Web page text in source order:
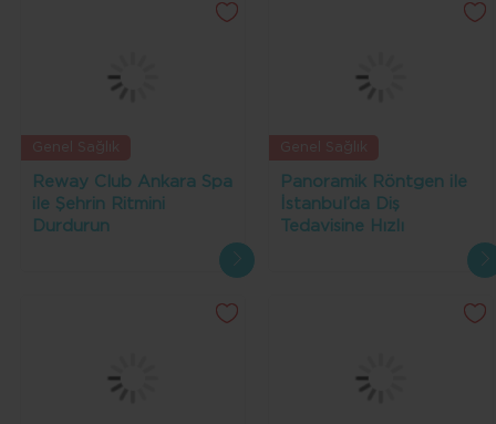
Reway Club Ankara Spa
ile Şehrin Ritmini
Durdurun
Panoramik Röntgen ile
İstanbul’da Diş
Tedavisine Hızlı
Hastalar İçin Kolaylıklar